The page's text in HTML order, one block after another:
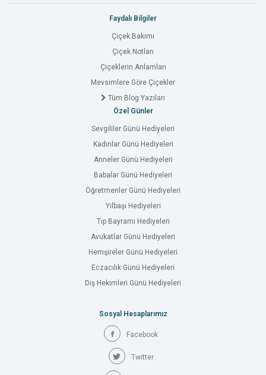
Faydalı Bilgiler
Çiçek Bakımı
Çiçek Notları
Çiçeklerin Anlamları
Mevsimlere Göre Çiçekler
Tüm Blog Yazıları
Özel Günler
Sevgililer Günü Hediyeleri
Kadınlar Günü Hediyeleri
Anneler Günü Hediyeleri
Babalar Günü Hediyeleri
Öğretmenler Günü Hediyeleri
Yılbaşı Hediyeleri
Tıp Bayramı Hediyeleri
Avukatlar Günü Hediyeleri
Hemşireler Günü Hediyeleri
Eczacılık Günü Hediyeleri
Diş Hekimleri Günü Hediyeleri
Sosyal Hesaplarımız
Facebook
Twitter